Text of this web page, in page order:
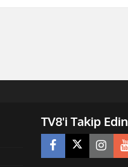
TV8'i Takip Edin